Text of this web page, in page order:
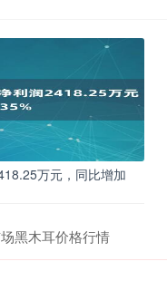
万元，同比增加
黑木耳价格行情